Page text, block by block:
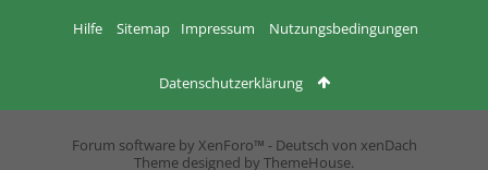
Hilfe Sitemap Impressum Nutzungsbedingungen
Datenschutzerklärung
Forum software by XenForo™ - Deutsch von xenDach
Theme designed by ThemeHouse.